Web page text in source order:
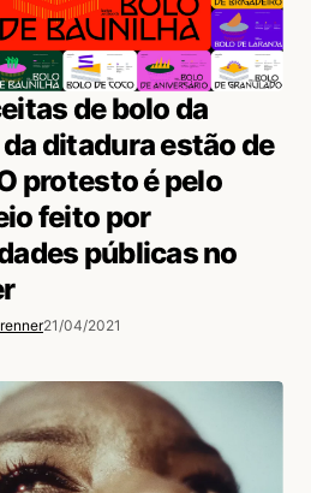
de bolo da
ditadura estão de
protesto é pelo
feito por
públicas no
21/04/2021